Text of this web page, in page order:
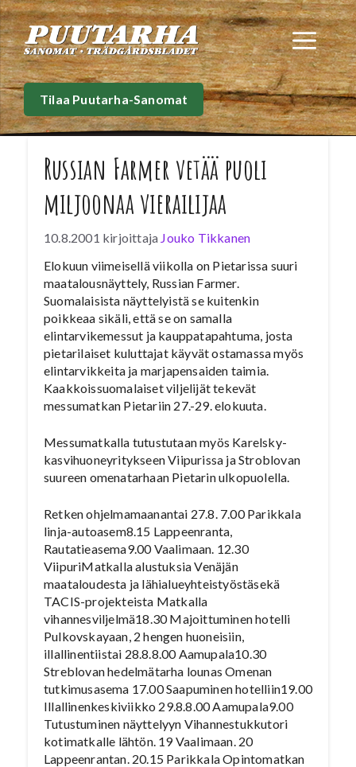
Siirry
sisältöön
Tilaa Puutarha-Sanomat
Russian Farmer vetää puoli
miljoonaa vierailijaa
10.8.2001 kirjoittaja Jouko Tikkanen
Elokuun viimeisellä viikolla on Pietarissa suuri
maatalousnäyttely, Russian Farmer.
Suomalaisista näyttelyistä se kuitenkin
poikkeaa sikäli, että se on samalla
elintarvikemessut ja kauppatapahtuma, josta
pietarilaiset kuluttajat käyvät ostamassa myös
elintarvikkeita ja marjapensaiden taimia.
Kaakkoissuomalaiset viljelijät tekevät
messumatkan Pietariin 27.-29. elokuuta.
Messumatkalla tutustutaan myös Karelsky-
kasvihuoneyritykseen Viipurissa ja Stroblovan
suureen omenatarhaan Pietarin ulkopuolella.
Retken ohjelmamaanantai 27.8. 7.00 Parikkala
linja-autoasem8.15 Lappeenranta,
Rautatieasema9.00 Vaalimaan. 12.30
ViipuriMatkalla alustuksia Venäjän
maataloudesta ja lähialueyhteistyöstäsekä
TACIS-projekteista Matkalla
vihannesviljelmä18.30 Majoittuminen hotelli
Pulkovskayaan, 2 hengen huoneisiin,
illallinentiistai 28.8.8.00 Aamupala10.30
Streblovan hedelmätarha lounas Omenan
tutkimusasema 17.00 Saapuminen hotelliin19.00
Illallinenkeskiviikko 29.8.8.00 Aamupala9.00
Tutustuminen näyttelyyn Vihannestukkutori
kotimatkalle lähtön. 19 Vaalimaan. 20
Lappeenrantan. 20.15 Parikkala Opintomatkan